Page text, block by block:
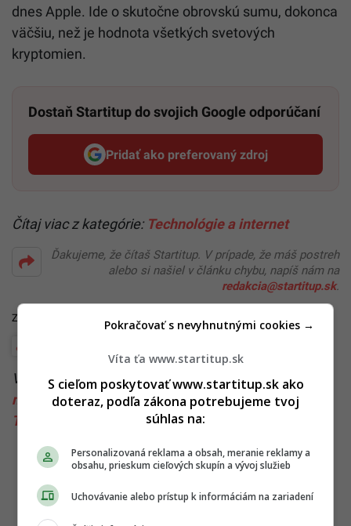
dnes Apple. Ide o skutočne obrovskú sumu, dokonca
väčšiu, než je hodnota všetkých svetových
kryptomien.
Dostaň Startitup do svojich Google odporúčaní
Pridať ako preferovaný zdroj
Startitup, odkaz sa otvorí v
Čítaj viac z kategórie: Technológie a internet
Ďakujeme, že čítaš Startitup. V prípade, že máš postreh
alebo si našiel v článku chybu, napíš nám na
redakcia@startitup.sk.
Zdroje:
Viac k téme:apple,apple music,Apple TV, iphone
macbook,rekord,steve jobs ,steve wozniak,
Technológie
Víta ťa www.startitup.sk
S cieľom poskytovať www.startitup.sk ako
doteraz, podľa zákona potrebujeme tvoj
súhlas na:
Personalizovaná reklama a obsah, meranie reklamy a
obsahu, prieskum cieľových skupín a vývoj služieb
Uchovávanie alebo prístup k informáciám na zariadení
Pokračovať s nevyhnutnými cookies →